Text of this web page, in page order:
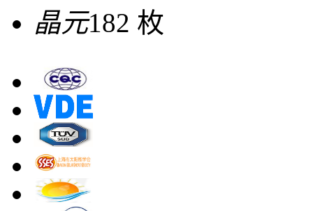
晶元182 枚